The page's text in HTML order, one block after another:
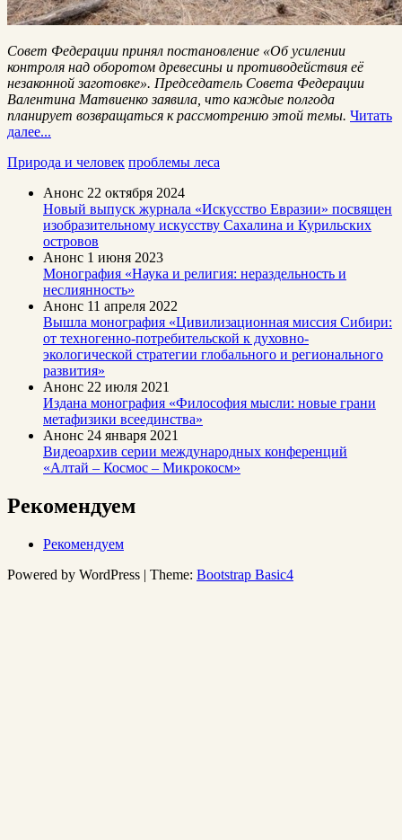
Совет Федерации принял постановление «Об усилении
контроля над оборотом древесины и противодействия её
незаконной заготовке». Председатель Совета Федерации
Валентина Матвиенко заявила, что каждые полгода
планирует возвращаться к рассмотрению этой темы. Читать
далее...
Природа и человек проблемы леса
Анонс 22 октября 2024
Новый выпуск журнала «Искусство Евразии» посвящен
изобразительному искусству Сахалина и Курильских
островов
Анонс 1 июня 2023
Монография «Наука и религия: нераздельность и
неслиянность»
Анонс 11 апреля 2022
Вышла монография «Цивилизационная миссия Сибири:
от техногенно-потребительской к духовно-
экологической стратегии глобального и регионального
развития»
Анонс 22 июля 2021
Издана монография «Философия мысли: новые грани
метафизики всеединства»
Анонс 24 января 2021
Видеоархив серии международных конференций
«Алтай – Космос – Микрокосм»
Рекомендуем
Рекомендуем
Powered by WordPress | Theme: Bootstrap Basic4